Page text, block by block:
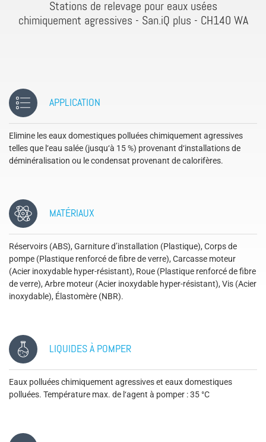
Stations de relevage pour eaux usées
chimiquement agressives - San.iQ plus - CH140 WA
APPLICATION
Elimine les eaux domestiques polluées chimiquement agressives
telles que l‘eau salée (jusqu‘à 15 %) provenant d‘installations de
déminéralisation ou le condensat provenant de calorifères.
MATÉRIAUX
Réservoirs (ABS), Garniture d’installation (Plastique), Corps de
pompe (Plastique renforcé de fibre de verre), Carcasse moteur
(Acier inoxydable hyper-résistant), Roue (Plastique renforcé de fibre
de verre), Arbre moteur (Acier inoxydable hyper-résistant), Vis (Acier
inoxydable), Élastomère (NBR).
LIQUIDES À POMPER
Eaux polluées chimiquement agressives et eaux domestiques
polluées. Température max. de l‘agent à pomper : 35 °C